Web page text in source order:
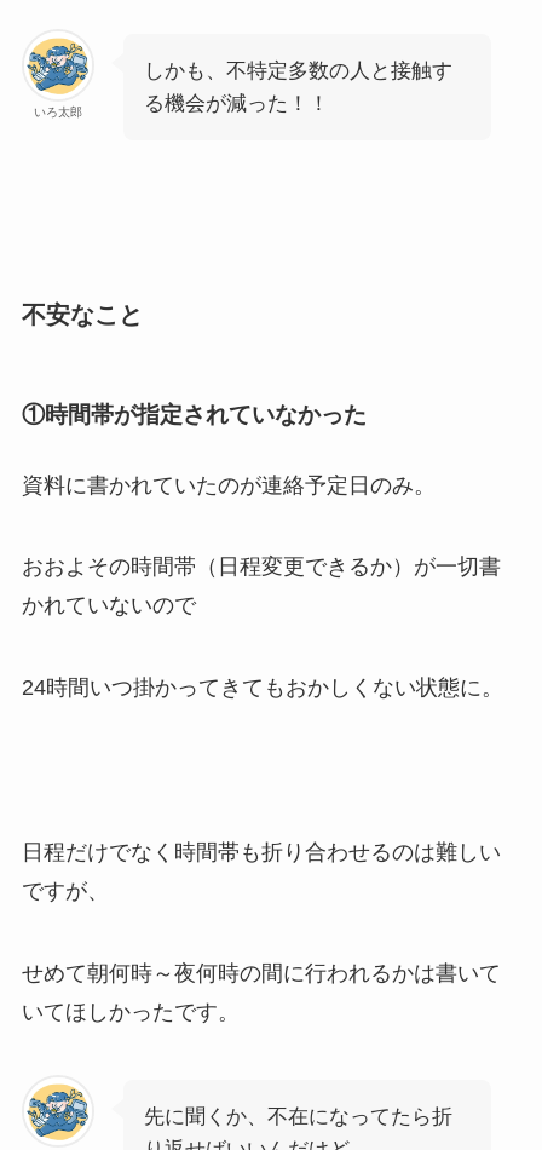
いろ太郎
しかも、不特定多数の人と接触す
る機会が減った！！
不安なこと
①時間帯が指定されていなかった
資料に書かれていたのが連絡予定日のみ。
おおよその時間帯（日程変更できるか）が一切書
かれていないので
24時間いつ掛かってきてもおかしくない状態に。
日程だけでなく時間帯も折り合わせるのは難しい
ですが、
せめて朝何時～夜何時の間に行われるかは書いて
いてほしかったです。
先に聞くか、不在になってたら折